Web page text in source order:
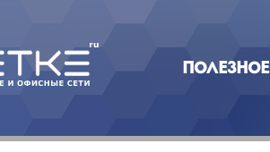
ПОЛЕЗНОЕ